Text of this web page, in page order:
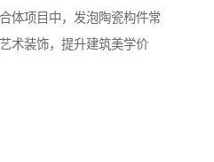
体项目中，发泡陶瓷构件常
术装饰，提升建筑美学价